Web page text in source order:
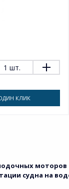
1 шт.
КЛИК
моторов
судна на